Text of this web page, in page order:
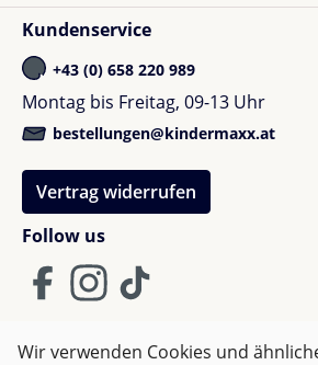
Follow us
Kundenservice
+43 (0) 658 220 989
Montag bis Freitag, 09-13 Uhr
bestellungen@kindermaxx.at
Vertrag widerrufen
Wir verwenden Cookies und